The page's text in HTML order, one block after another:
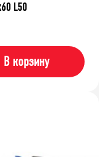
L50
В корзину